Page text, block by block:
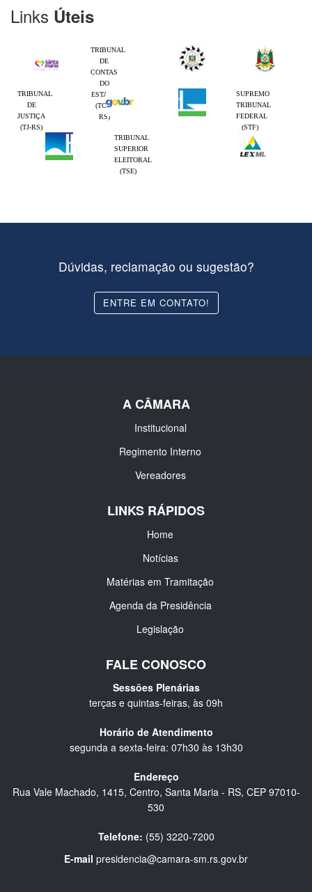
Links Úteis
TRIBUNAL
DE
CONTAS
DO
ESTADO
(TCE-
RS)
TRIBUNAL
DE
JUSTIÇA
(TJ-RS)
SUPREMO
TRIBUNAL
FEDERAL
(STF)
TRIBUNAL
SUPERIOR
ELEITORAL
(TSE)
Dúvidas, reclamação ou sugestão?
ENTRE EM CONTATO!
A CÂMARA
Institucional
Regimento Interno
Vereadores
LINKS RÁPIDOS
Home
Notícias
Matérias em Tramitação
Agenda da Presidência
Legislação
FALE CONOSCO
Sessões Plenárias
terças e quintas-feiras, às 09h
Horário de Atendimento
segunda a sexta-feira: 07h30 às 13h30
Endereço
Rua Vale Machado, 1415, Centro, Santa Maria - RS, CEP 97010-
530
Telefone: (55) 3220-7200
E-mail presidencia@camara-sm.rs.gov.br